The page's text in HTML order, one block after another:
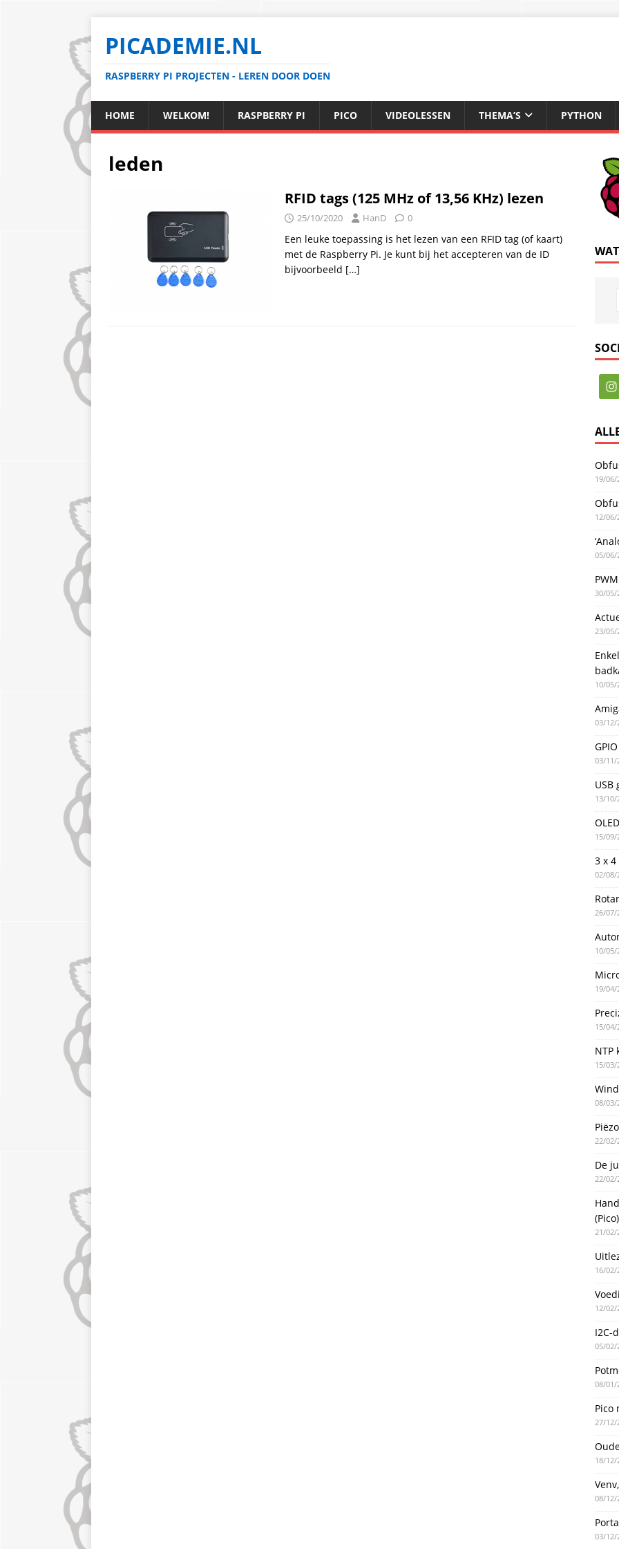
PICADEMIE.NL
RASPBERRY PI PROJECTEN - LEREN DOOR DOEN
HOME WELKOM! RASPBERRY PI PICO VIDEOLESSEN THEMA’S PYTHON
leden
RFID tags (125 MHz of 13,56 KHz) lezen
25/10/2020 HanD 0
Een leuke toepassing is het lezen van een RFID tag (of kaart)
met de Raspberry Pi. Je kunt bij het accepteren van de ID
bijvoorbeeld […]
19/06/
12/06/
05/06/
30/05/
23/05/
10/05/
03/12/
03/11/
USB
13/10/
15/09/
3 x
02/08/
26/07/
10/05/
19/04/
15/04/
NTP
15/03/
08/03/
22/02/
De
22/02/
(Pico)
21/02/
16/02/
12/02/
I2C-
05/02/
08/01/
Pico
27/12/
18/12/
08/12/
03/12/